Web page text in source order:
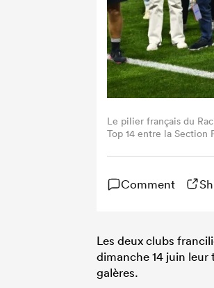
Le pilier français du
Top 14 entre la Section
Comment
Les deux clubs
dimanche 14 juin
galères.